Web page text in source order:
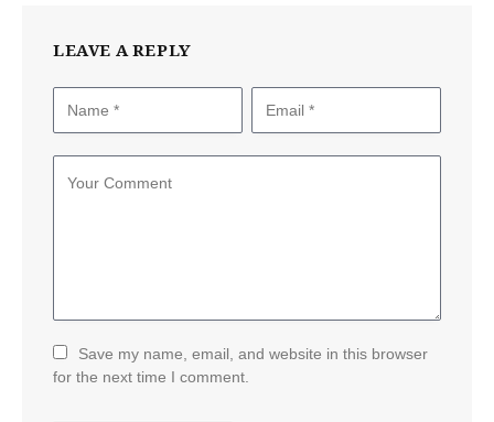
LEAVE A REPLY
Save my name, email, and website in this browser
for the next time I comment.